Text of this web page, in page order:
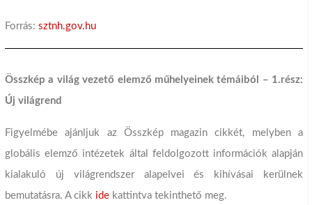
Forrás: sztnh.gov.hu
Összkép a világ vezető elemző műhelyeinek témáiból – 1.rész:
Új világrend
Figyelmébe ajánljuk az Összkép magazin cikkét, melyben a
globális elemző intézetek által feldolgozott információk alapján
kialakuló új világrendszer alapelvei és kihívásai kerülnek
bemutatásra. A cikk ide kattintva tekinthető meg.